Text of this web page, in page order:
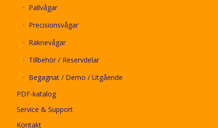
Pallvågar
Precisionsvågar
Räknevågar
Tillbehör / Reservdelar
Begagnat / Demo / Utgående
PDF-katalog
Service & Support
Kontakt